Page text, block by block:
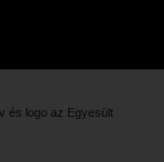
és logo az Egyesült